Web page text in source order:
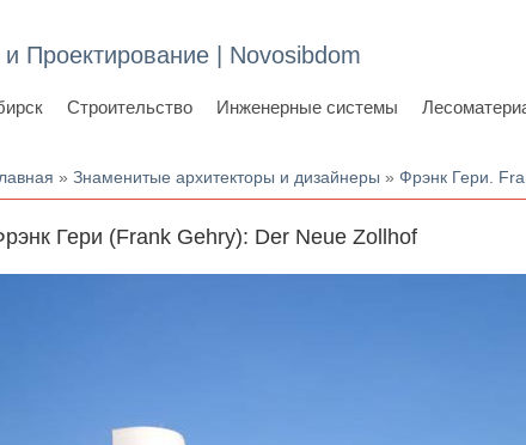
и Проектирование | Novosibdom
Строительство Инженерные системы
здесь
»Знаменитые архитекторы и дизайнеры »Фрэнк Гери.
Гери (Frank Gehry): Der Neue Zollhof